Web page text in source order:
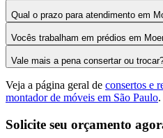
Qual o prazo para atendimento em
Vocês trabalham em prédios em
Vale mais a pena consertar ou
Veja a página geral de consertos e
montador de móveis em São Paulo.
Solicite seu orçamento